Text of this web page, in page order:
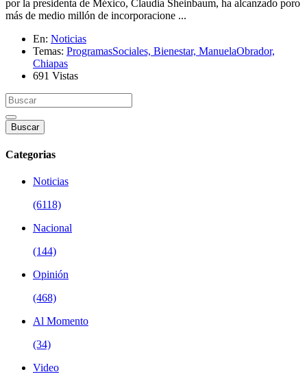
por la presidenta de México, Claudia Sheinbaum, ha alcanzado poro
más de medio millón de incorporacione ...
En: Noticias
Temas: ProgramasSociales, Bienestar, ManuelaObrador,
Chiapas
691 Vistas
Buscar
Categorias
Noticias
(6118)
Nacional
(144)
Opinión
(468)
Al Momento
(34)
Video